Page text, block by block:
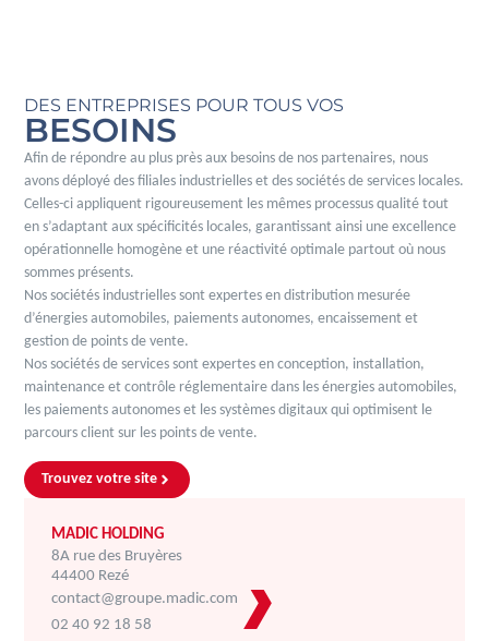
DES ENTREPRISES POUR TOUS VOS
BESOINS
Afin de répondre au plus près aux besoins de nos partenaires, nous
avons déployé des filiales industrielles et des sociétés de services locales.
Celles-ci appliquent rigoureusement les mêmes processus qualité tout
en s’adaptant aux spécificités locales, garantissant ainsi une excellence
opérationnelle homogène et une réactivité optimale partout où nous
sommes présents.
Nos sociétés industrielles sont expertes en distribution mesurée
d’énergies automobiles, paiements autonomes, encaissement et
gestion de points de vente.
Nos sociétés de services sont expertes en conception, installation,
maintenance et contrôle réglementaire dans les énergies automobiles,
les paiements autonomes et les systèmes digitaux qui optimisent le
parcours client sur les points de vente.
Trouvez votre site
MADIC HOLDING
8A rue des Bruyères
44400 Rezé
contact@groupe.madic.com
02 40 92 18 58